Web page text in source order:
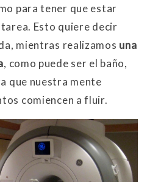
para tener que estar
Esto quiere decir
mientras realizamos una
, como puede ser el baño,
que nuestra mente
comiencen a fluir.